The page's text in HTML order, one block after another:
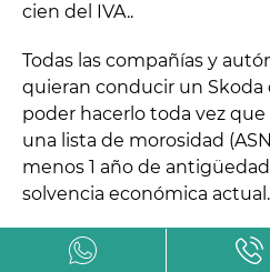
cien del IVA..
Todas las compañías y
quieran conducir un Skoda
poder hacerlo toda vez
una lista de morosidad
menos 1 año de
solvencia económica actual.